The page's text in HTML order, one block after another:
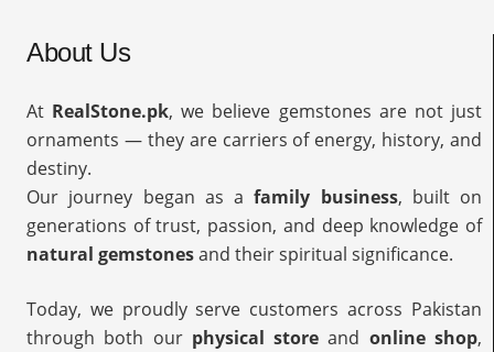
About Us
At RealStone.pk, we believe gemstones are not just
ornaments — they are carriers of energy, history, and
destiny.
Our journey began as afamily business, built on
generations of trust, passion, and deep knowledge of
natural gemstonesand their spiritual significance.
Today, we proudly serve customers across Pakistan
through both our physical store and online shop,